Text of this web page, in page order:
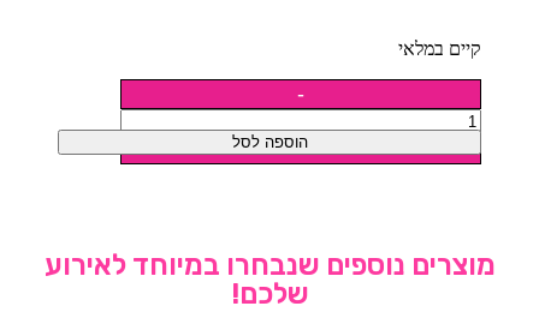
קיים במלאי
הוספה לסל
מוצרים נוספים שנבחרו במיוחד לאירוע
שלכם!